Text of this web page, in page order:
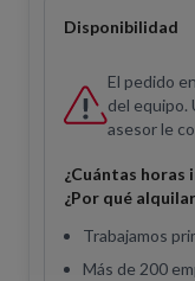
Disponibilidad
El pedido
del equipo.
asesor le
¿Cuántas horas
¿Por qué
Trabajamos
Más de 200